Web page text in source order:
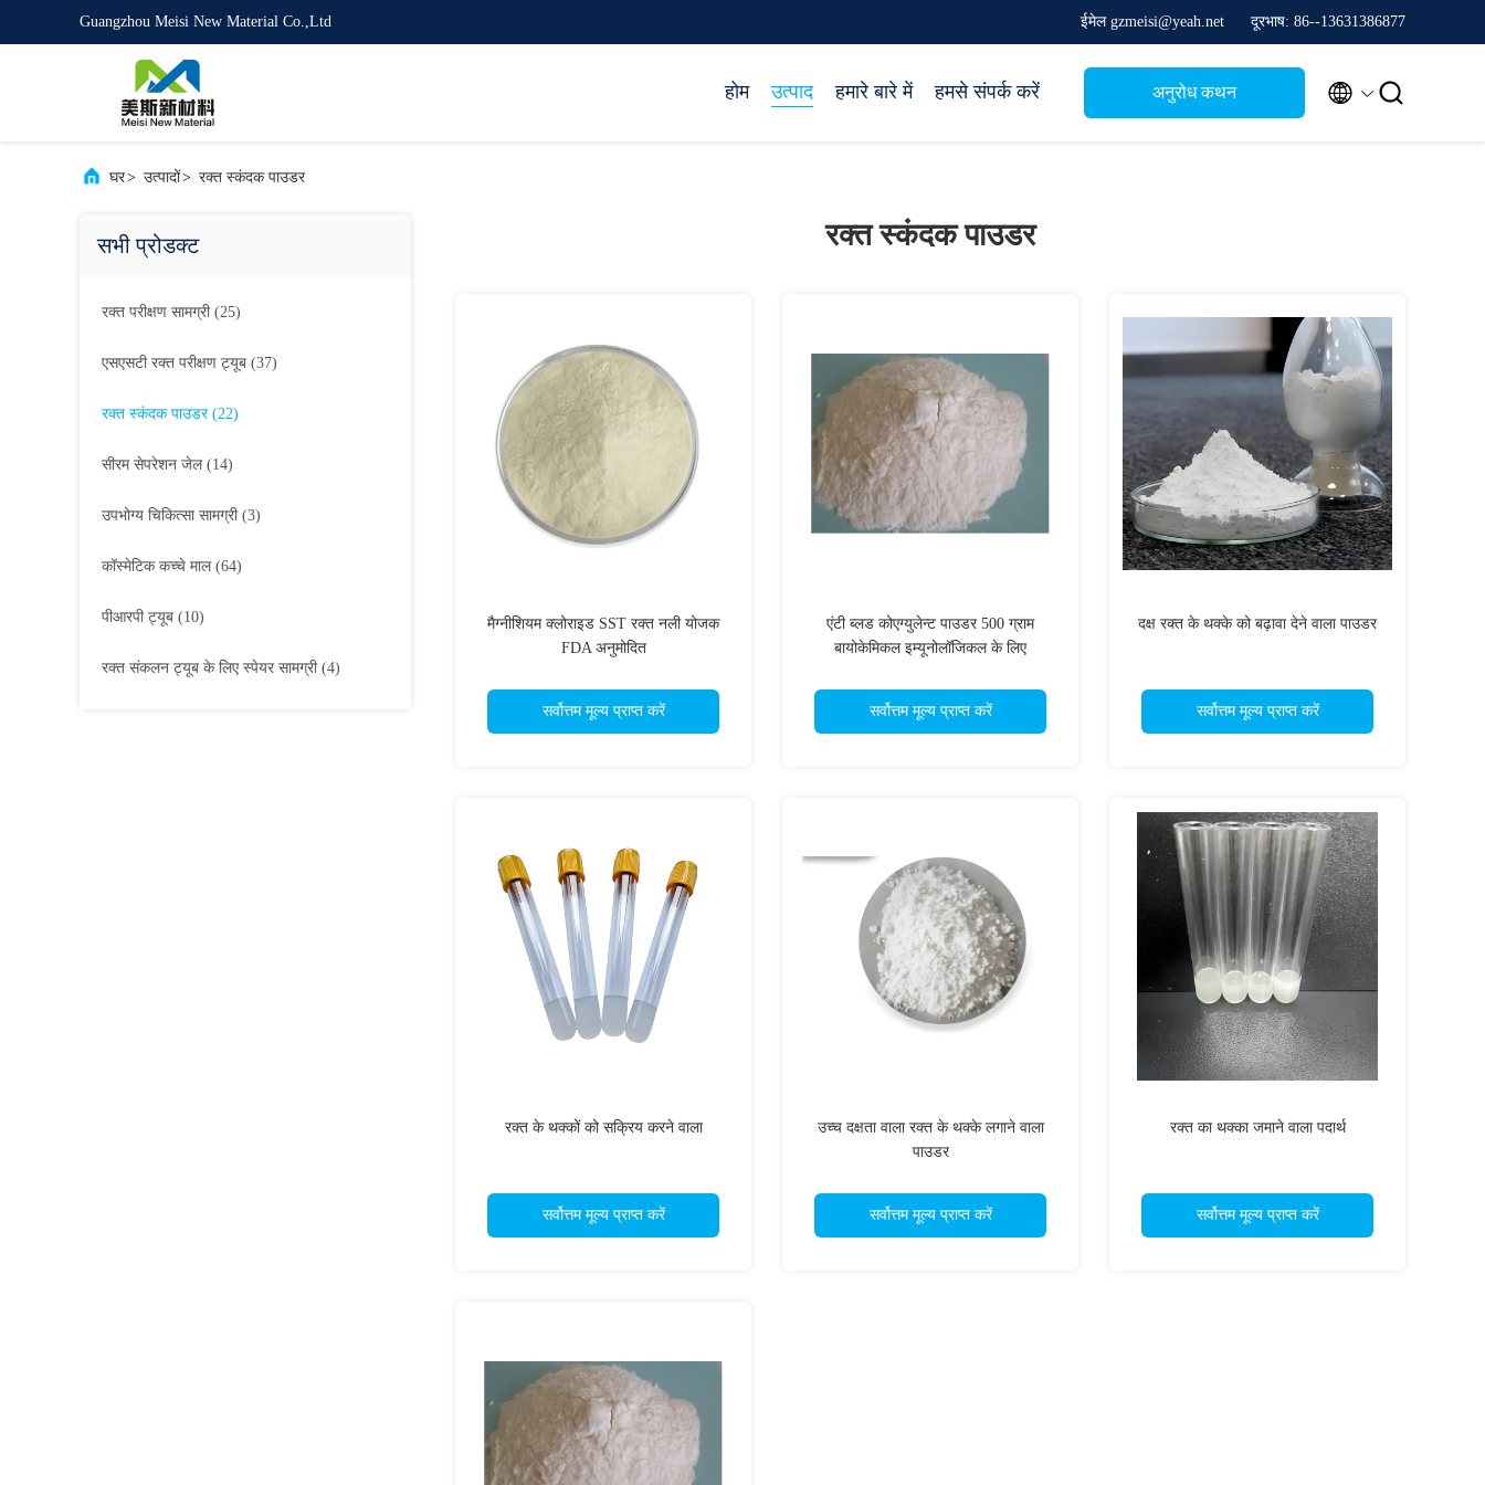
Guangzhou Meisi New Material Co.,Ltd ईमेल gzmeisi@yeah.net दूरभाष: 86--13631386877
होम उत्पाद हमारे बारे में हमसे संपर्क करें अनुरोध कथन  
घर> उत्पादों> रक्त स्कंदक पाउडर
सभी प्रोडक्ट
रक्त परीक्षण सामग्री (25)
एसएसटी रक्त परीक्षण ट्यूब (37)
रक्त स्कंदक पाउडर (22)
सीरम सेपरेशन जेल (14)
उपभोग्य चिकित्सा सामग्री (3)
कॉस्मेटिक कच्चे माल (64)
पीआरपी ट्यूब (10)
रक्त संकलन ट्यूब के लिए स्पेयर सामग्री (4)
रक्त स्कंदक पाउडर
मैग्नीशियम क्लोराइड SST रक्त नली योजक
FDA अनुमोदित
सर्वोत्तम मूल्य प्राप्त करें
एंटी ब्लड कोएग्युलेन्ट पाउडर 500 ग्राम
बायोकेमिकल इम्यूनोलॉजिकल के लिए
सर्वोत्तम मूल्य प्राप्त करें
दक्ष रक्त के थक्के को बढ़ावा देने वाला पाउडर
सर्वोत्तम मूल्य प्राप्त करें
रक्त के थक्कों को सक्रिय करने वाला
सर्वोत्तम मूल्य प्राप्त करें
उच्च दक्षता वाला रक्त के थक्के लगाने वाला
पाउडर
सर्वोत्तम मूल्य प्राप्त करें
रक्त का थक्का जमाने वाला पदार्थ
सर्वोत्तम मूल्य प्राप्त करें